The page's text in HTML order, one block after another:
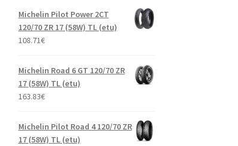
Michelin Pilot Power 2CT
120/70 ZR 17 (58W) TL (etu)
108.71€
Michelin Road 6 GT 120/70 ZR
17 (58W) TL (etu)
163.83€
Michelin Pilot Road 4 120/70 ZR
17 (58W) TL (etu)